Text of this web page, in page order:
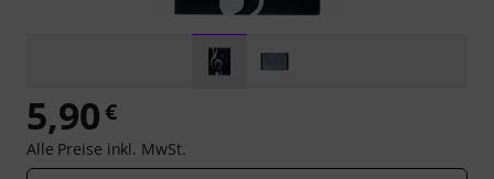
5,90€
Alle Preise inkl. MwSt.